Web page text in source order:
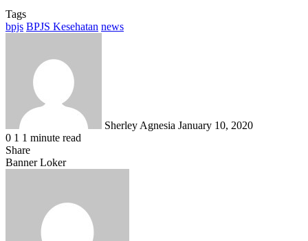
Tags
bpjs BPJS Kesehatan news
Sherley Agnesia January 10, 2020
0 1 1 minute read
Share
Facebook
X
LinkedIn
WhatsApp
Share
Banner Loker